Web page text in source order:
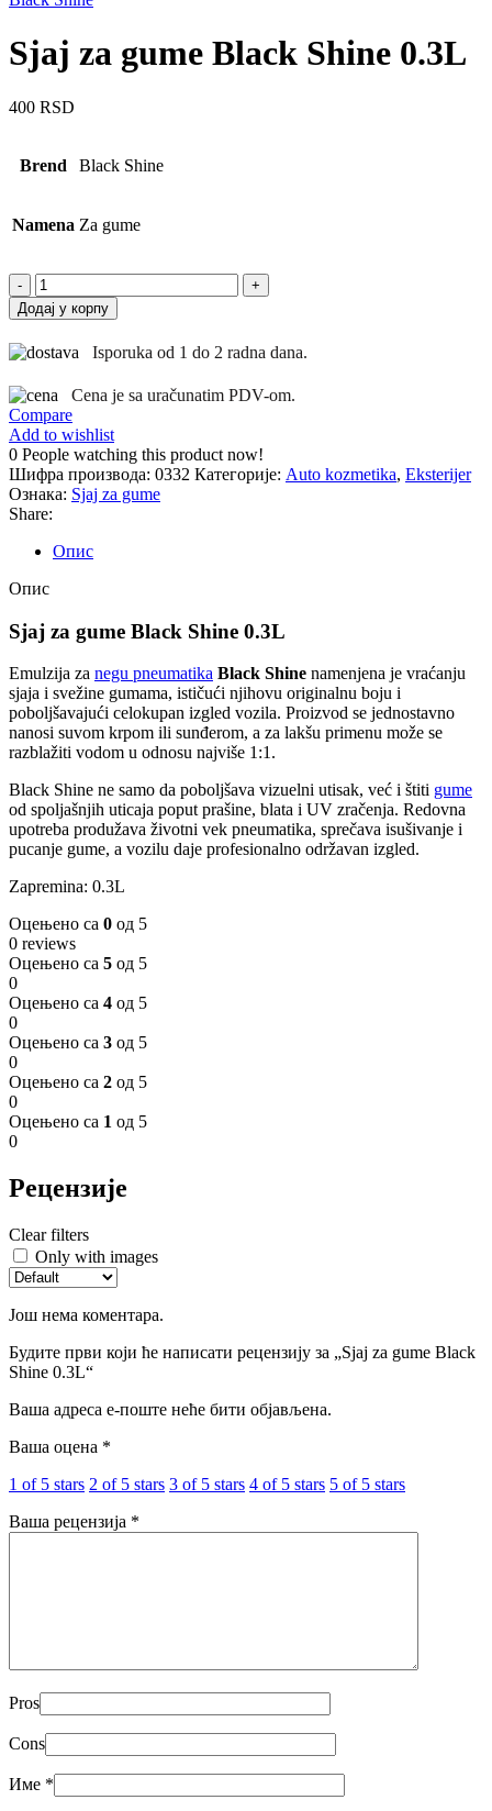
Sjaj za gume Black Shine 0.3L
400 RSD
Brend Black Shine
Namena Za gume
Sjaj
za
gume
Shine
количина
Додај у корпу
Isporuka od 1 do 2 radna dana.
Cena je sa uračunatim PDV-om.
Compare
Add to wishlist
0 People watching this product now!
Шифра производа: 0332 Категорије: Auto kozmetika, Eksterijer
Ознака: Sjaj za gume
Share:
Опис
Опис
Sjaj za gume Black Shine 0.3L
Emulzija za negu pneumatika Black Shine namenjena je vraćanju
sjaja i svežine gumama, ističući njihovu originalnu boju i
poboljšavajući celokupan izgled vozila. Proizvod se jednostavno
nanosi suvom krpom ili sunđerom, a za lakšu primenu može se
razblažiti vodom u odnosu najviše 1:1.
Black Shine ne samo da poboljšava vizuelni utisak, već i štiti gume
od spoljašnjih uticaja poput prašine, blata i UV zračenja. Redovna
upotreba produžava životni vek pneumatika, sprečava isušivanje i
pucanje gume, a vozilu daje profesionalno održavan izgled.
Zapremina: 0.3L
Оцењено са 0 од 5
0 reviews
Оцењено са 5 од 5
0
Оцењено са 4 од 5
0
Оцењено са 3 од 5
0
Оцењено са 2 од 5
0
Оцењено са 1 од 5
0
Рецензије
Clear filters
Only with images
Још нема коментара.
Будите први који ће написати рецензију за „Sjaj za gume Black
Shine 0.3L“
Ваша адреса е-поште неће бити објављена.
Ваша оцена *
1 of 5 stars 2 of 5 stars 3 of 5 stars 4 of 5 stars 5 of 5 stars
Ваша рецензија *
Pros
Cons
Име *